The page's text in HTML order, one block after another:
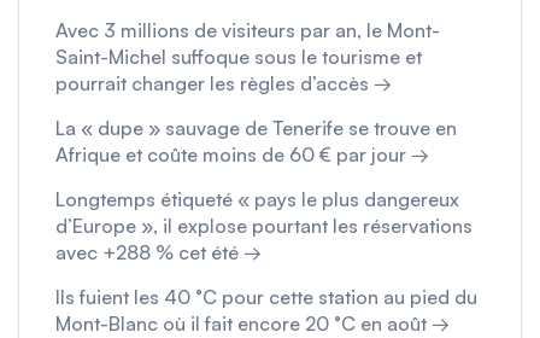
Avec 3 millions de visiteurs par an, le Mont-
Saint-Michel suffoque sous le tourisme et
pourrait changer les règles d’accès →
La « dupe » sauvage de Tenerife se trouve en
Afrique et coûte moins de 60 € par jour →
Longtemps étiqueté « pays le plus dangereux
d’Europe », il explose pourtant les réservations
avec +288 % cet été →
Ils fuient les 40 °C pour cette station au pied du
Mont-Blanc où il fait encore 20 °C en août →